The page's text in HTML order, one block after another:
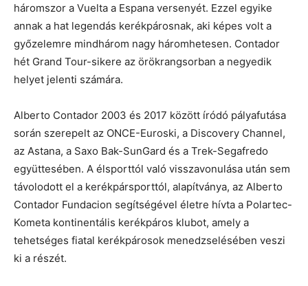
háromszor a Vuelta a Espana versenyét. Ezzel egyike
annak a hat legendás kerékpárosnak, aki képes volt a
győzelemre mindhárom nagy háromhetesen. Contador
hét Grand Tour-sikere az örökrangsorban a negyedik
helyet jelenti számára.
Alberto Contador 2003 és 2017 között íródó pályafutása
során szerepelt az ONCE-Euroski, a Discovery Channel,
az Astana, a Saxo Bak-SunGard és a Trek-Segafredo
együttesében. A élsporttól való visszavonulása után sem
távolodott el a kerékpársporttól, alapítványa, az Alberto
Contador Fundacion segítségével életre hívta a Polartec-
Kometa kontinentális kerékpáros klubot, amely a
tehetséges fiatal kerékpárosok menedzselésében veszi
ki a részét.